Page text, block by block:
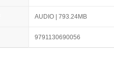
AUDIO | 793.24MB
9791130690056